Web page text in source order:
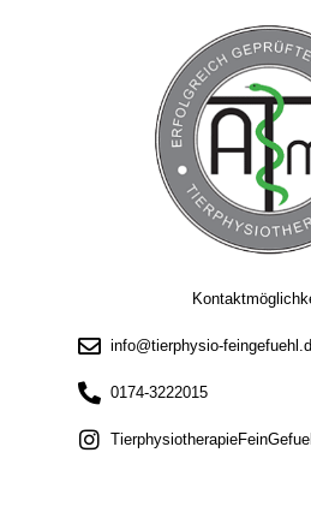
info@tierphysio-
0174-3222015